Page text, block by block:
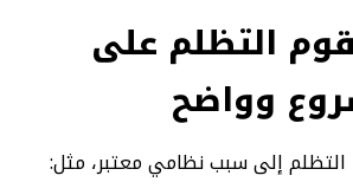
التظلم على
وواضح
إلى سبب نظامي معتبر، مثل: